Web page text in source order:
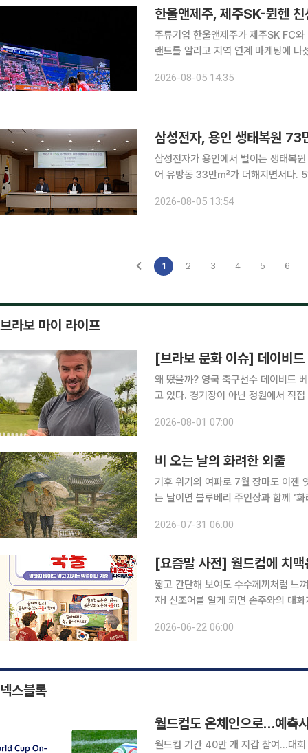
한울앤제주, 제주SK-뮌헨
주류기업 한울앤제주가 제주SK FC
랜드를 알리고 지역 연계 마케팅에 나섰다. 한울앤제주는 제주월드컵경기장에서 열린
2026'의 일환으로 열렸으며, 회사는
2026-08-05 14:35
삼성전자, 용인 생태복원
삼성전자가 용인에서 벌이는 생태복
어 유방동 33만㎡가 더해지면서다. 5일 이투데이 취재를 종합하면 삼성전자는 한강유역환경청, 한
시 처인구 유방동 일원 기후에너지
2026-08-05 13:54
1 2 3 4 5 6
브라보 마이 라이프
[브라보 문화 이슈] 데이비
왜 떴을까? 영국 축구선수 데이비드 베컴(51)이 최근 인스타그램을 통해 공개한 일상이 화제를 모으
고 있다. 경기장이 아닌 정원에서 직
층도 늘고 있다. 왜 사람들은 인생 2막
2026-08-01 07:00
비 오는 날의 화려한 외출
기후 위기의 여파로 7월 장마도 이젠
는 날이면 블루베리 주인장과 함께 ‘화려한 외출’에 나서
비도 비 나름이다. 기다리던 단비가 내
2026-07-31 06:00
[요즘말 사전] 월드컵에 치맥
짧고 간단해 보여도 수수께끼처럼 느
자! 신조어를 알게 되면 손주와의 대
경기 시작 전 치킨을 주문하며, TV 앞
2026-06-22 06:00
넥스블록
월드컵도 온체인으로…예측
월드컵 기간 40만 개 지갑 참여…대